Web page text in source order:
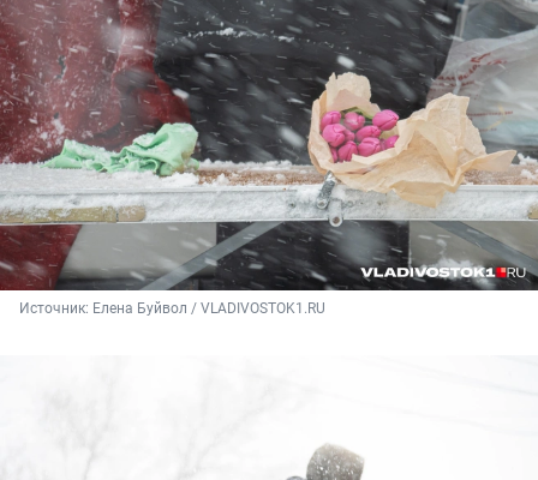
Источник: Елена Буйвол / VLADIVOSTOK1.RU